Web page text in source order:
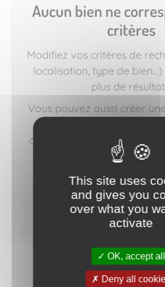
Aucun bien ne
critères
Modifiez vos critères de
localisation, type de
plus de
Vous pouvez aussi créer
nous vous préviendrons
correspondant à votre
en ligne.
créer une
This site uses
and gives you
over what you
activate
OK, accept all
Deny all